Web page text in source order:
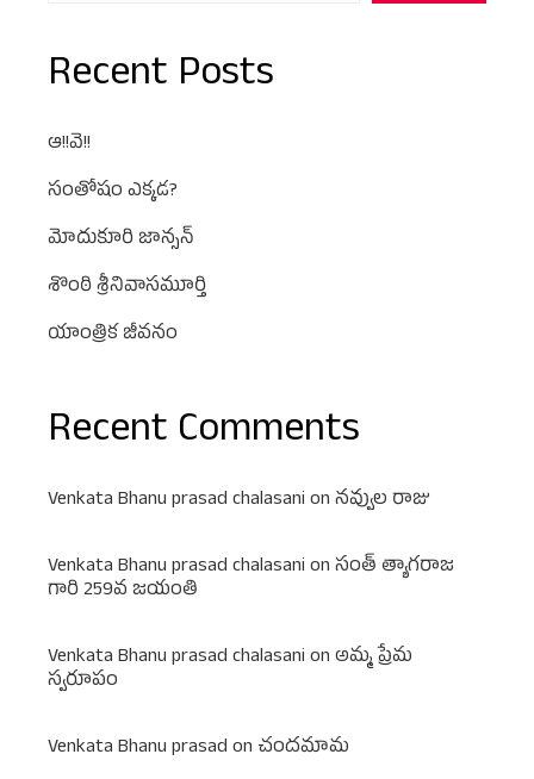
Recent Posts
ఆ!!వె!!
సంతోషం ఎక్కడ?
మోదుకూరి జాన్సన్
శొంఠి శ్రీనివాసమూర్తి
యాంత్రిక జీవనం
Recent Comments
Venkata Bhanu prasad chalasani on నవ్వుల రాజు
Venkata Bhanu prasad chalasani on సంత్ త్యాగరాజ
గారి 259వ జయంతి
Venkata Bhanu prasad chalasani on అమ్మ ప్రేమ
స్వరూపం
Venkata Bhanu prasad on చందమామ